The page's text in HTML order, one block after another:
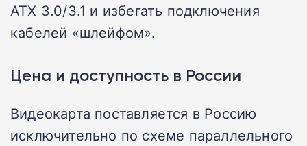
ATX 3.0/3.1 и избегать подключения
кабелей «шлейфом».
Цена и доступность в России
Видеокарта поставляется в Россию
исключительно по схеме параллельного